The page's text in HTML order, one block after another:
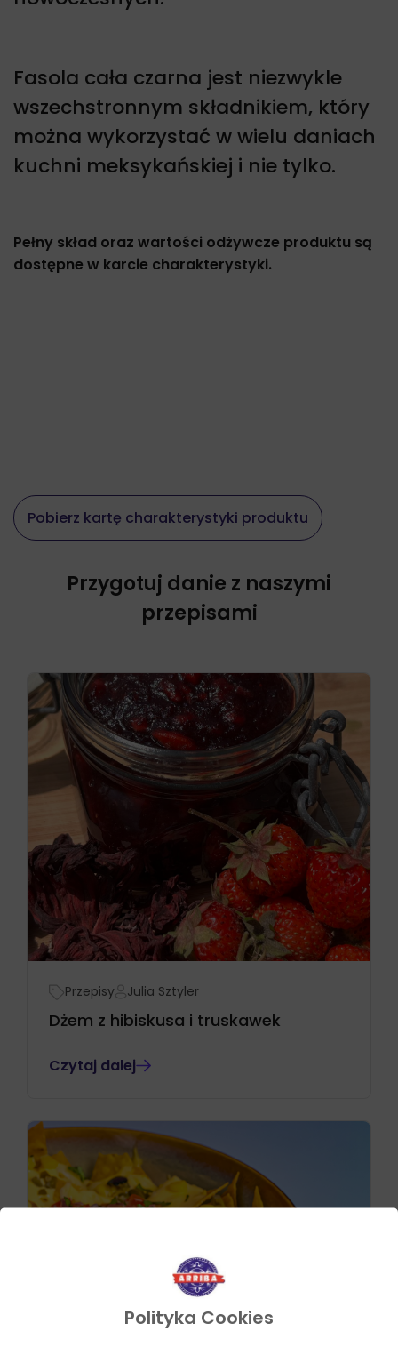
Polityka Cookies
Fasola cała czarna jest niezwykle
wszechstronnym składnikiem, który
można wykorzystać w wielu daniach
kuchni meksykańskiej i nie tylko.
Pełny skład oraz wartości odżywcze produktu są
dostępne w karcie charakterystyki.
Pobierz kartę charakterystyki produktu
Przygotuj danie z naszymi
przepisami
Przepisy Julia Sztyler
Dżem z hibiskusa i truskawek
Czytaj dalej